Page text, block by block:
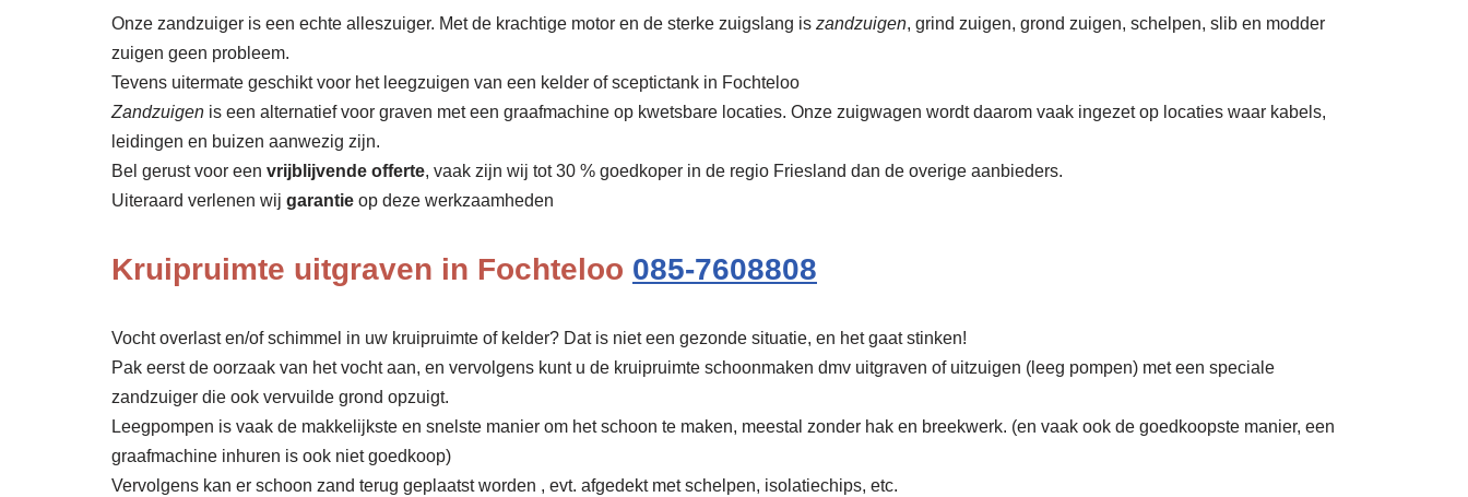
Onze zandzuiger is een echte alleszuiger. Met de krachtige motor en de sterke zuigslang is zandzuigen, grind zuigen, grond zuigen, schelpen, slib en modder
zuigen geen probleem.
Tevens uitermate geschikt voor het leegzuigen van een kelder of sceptictank in Fochteloo
Zandzuigen is een alternatief voor graven met een graafmachine op kwetsbare locaties. Onze zuigwagen wordt daarom vaak ingezet op locaties waar kabels,
leidingen en buizen aanwezig zijn.
Bel gerust voor een vrijblijvende offerte, vaak zijn wij tot 30 % goedkoper in de regio Friesland dan de overige aanbieders.
Uiteraard verlenen wij garantie op deze werkzaamheden
Kruipruimte uitgraven in Fochteloo 085-7608808
Vocht overlast en/of schimmel in uw kruipruimte of kelder? Dat is niet een gezonde situatie, en het gaat stinken!
Pak eerst de oorzaak van het vocht aan, en vervolgens kunt u de kruipruimte schoonmaken dmv uitgraven of uitzuigen (leeg pompen) met een speciale
zandzuiger die ook vervuilde grond opzuigt.
Leegpompen is vaak de makkelijkste en snelste manier om het schoon te maken, meestal zonder hak en breekwerk. (en vaak ook de goedkoopste manier, een
graafmachine inhuren is ook niet goedkoop)
Vervolgens kan er schoon zand terug geplaatst worden , evt. afgedekt met schelpen, isolatiechips, etc.